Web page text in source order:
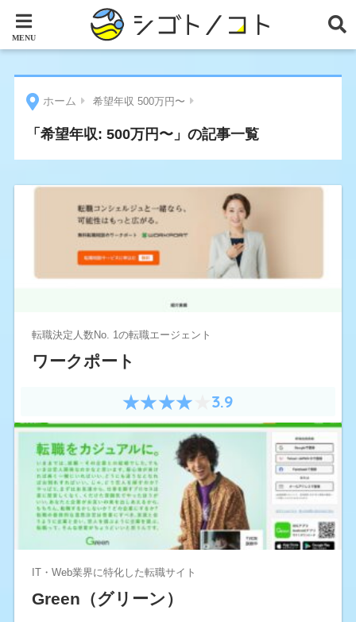
ホーム 希望年収 500万円〜
「希望年収: 500万円〜」の記事一覧
転職決定人数No. 1の転職エージェント
ワークポート
3.9
IT・Web業界に特化した転職サイト
Green（グリーン）